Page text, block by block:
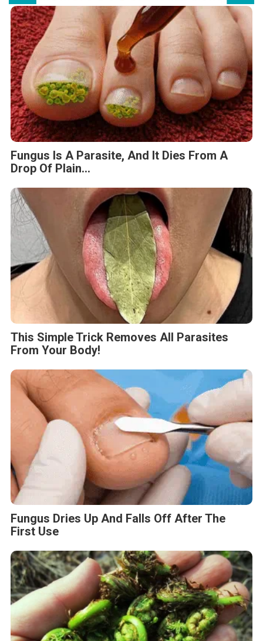
Fungus Is A Parasite, And It Dies From A
Drop Of Plain...
This Simple Trick Removes All Parasites
From Your Body!
Fungus Dries Up And Falls Off After The
First Use